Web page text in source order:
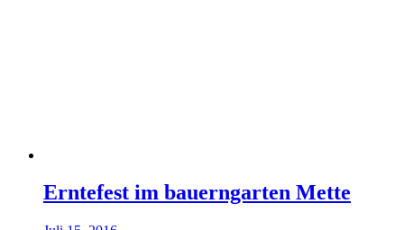
Erntefest im bauerngarten Mette